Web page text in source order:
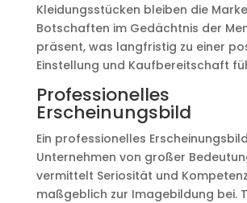
Kleidungsstücken bleiben die
Botschaften im Gedächtnis der
präsent, was langfristig zu einer
Einstellung und Kaufbereitschaft
Professionelles
Erscheinungsbild
Ein professionelles
Unternehmen von großer
vermittelt Seriosität und
maßgeblich zur Imagebildung bei.